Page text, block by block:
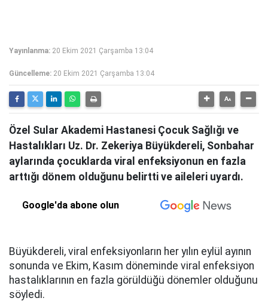
Yayınlanma: 20 Ekim 2021 Çarşamba 13:04
Güncelleme: 20 Ekim 2021 Çarşamba 13:04
Özel Sular Akademi Hastanesi Çocuk Sağlığı ve
Hastalıkları Uz. Dr. Zekeriya Büyükdereli, Sonbahar
aylarında çocuklarda viral enfeksiyonun en fazla
arttığı dönem olduğunu belirtti ve aileleri uyardı.
Google'da abone olun
Büyükdereli, viral enfeksiyonların her yılın eylül ayının
sonunda ve Ekim, Kasım döneminde viral enfeksiyon
hastalıklarının en fazla görüldüğü dönemler olduğunu
söyledi.